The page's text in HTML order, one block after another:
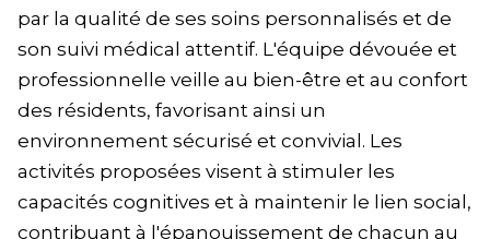
par la qualité de ses soins personnalisés et de
son suivi médical attentif. L'équipe dévouée et
professionnelle veille au bien-être et au confort
des résidents, favorisant ainsi un
environnement sécurisé et convivial. Les
activités proposées visent à stimuler les
capacités cognitives et à maintenir le lien social,
contribuant à l'épanouissement de chacun au